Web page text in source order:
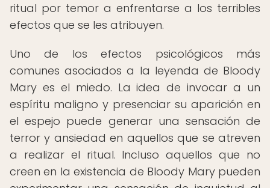
ritual por temor a enfrentarse a los terribles
efectos que se les atribuyen.
Uno de los efectos psicológicos más
comunes asociados a la leyenda de Bloody
Mary es el miedo. La idea de invocar a un
espíritu maligno y presenciar su aparición en
el espejo puede generar una sensación de
terror y ansiedad en aquellos que se atreven
a realizar el ritual. Incluso aquellos que no
creen en la existencia de Bloody Mary pueden